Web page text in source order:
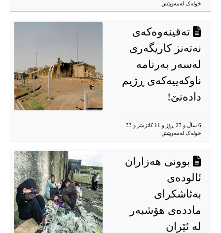
خوله‌ک له‌مه‌وپێش‌
تەقینەوەکەی
نەتەنز کاریگەری
لەسەر بەرنامە
ناوکەییەکەی ڕژیم
دادەنێ‌!
6 ساڵ و 27 ڕۆژ و 11 کاتژمێر و 33
خوله‌ک له‌مه‌وپێش‌
بوونی هەزاران
ئالودەی
بەئاشکرای
ماددەی هۆشبەر
لە ئێران